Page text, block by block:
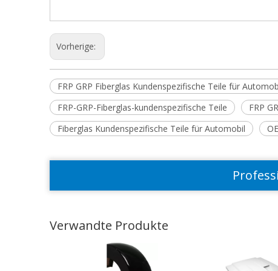
Vorherige:
FRP GRP Fiberglas Kundenspezifische Teile für
FRP-GRP-Fiberglas-kundenspezifische Teile
FRP
Fiberglas Kundenspezifische Teile für Automobil
Verwandte Produkte